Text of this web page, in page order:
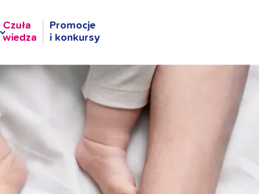
Czuła
wiedza
Promocje
i konkursy